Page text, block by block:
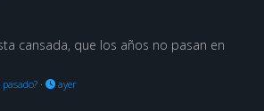
cansada, que los años no pasan en
· ayer